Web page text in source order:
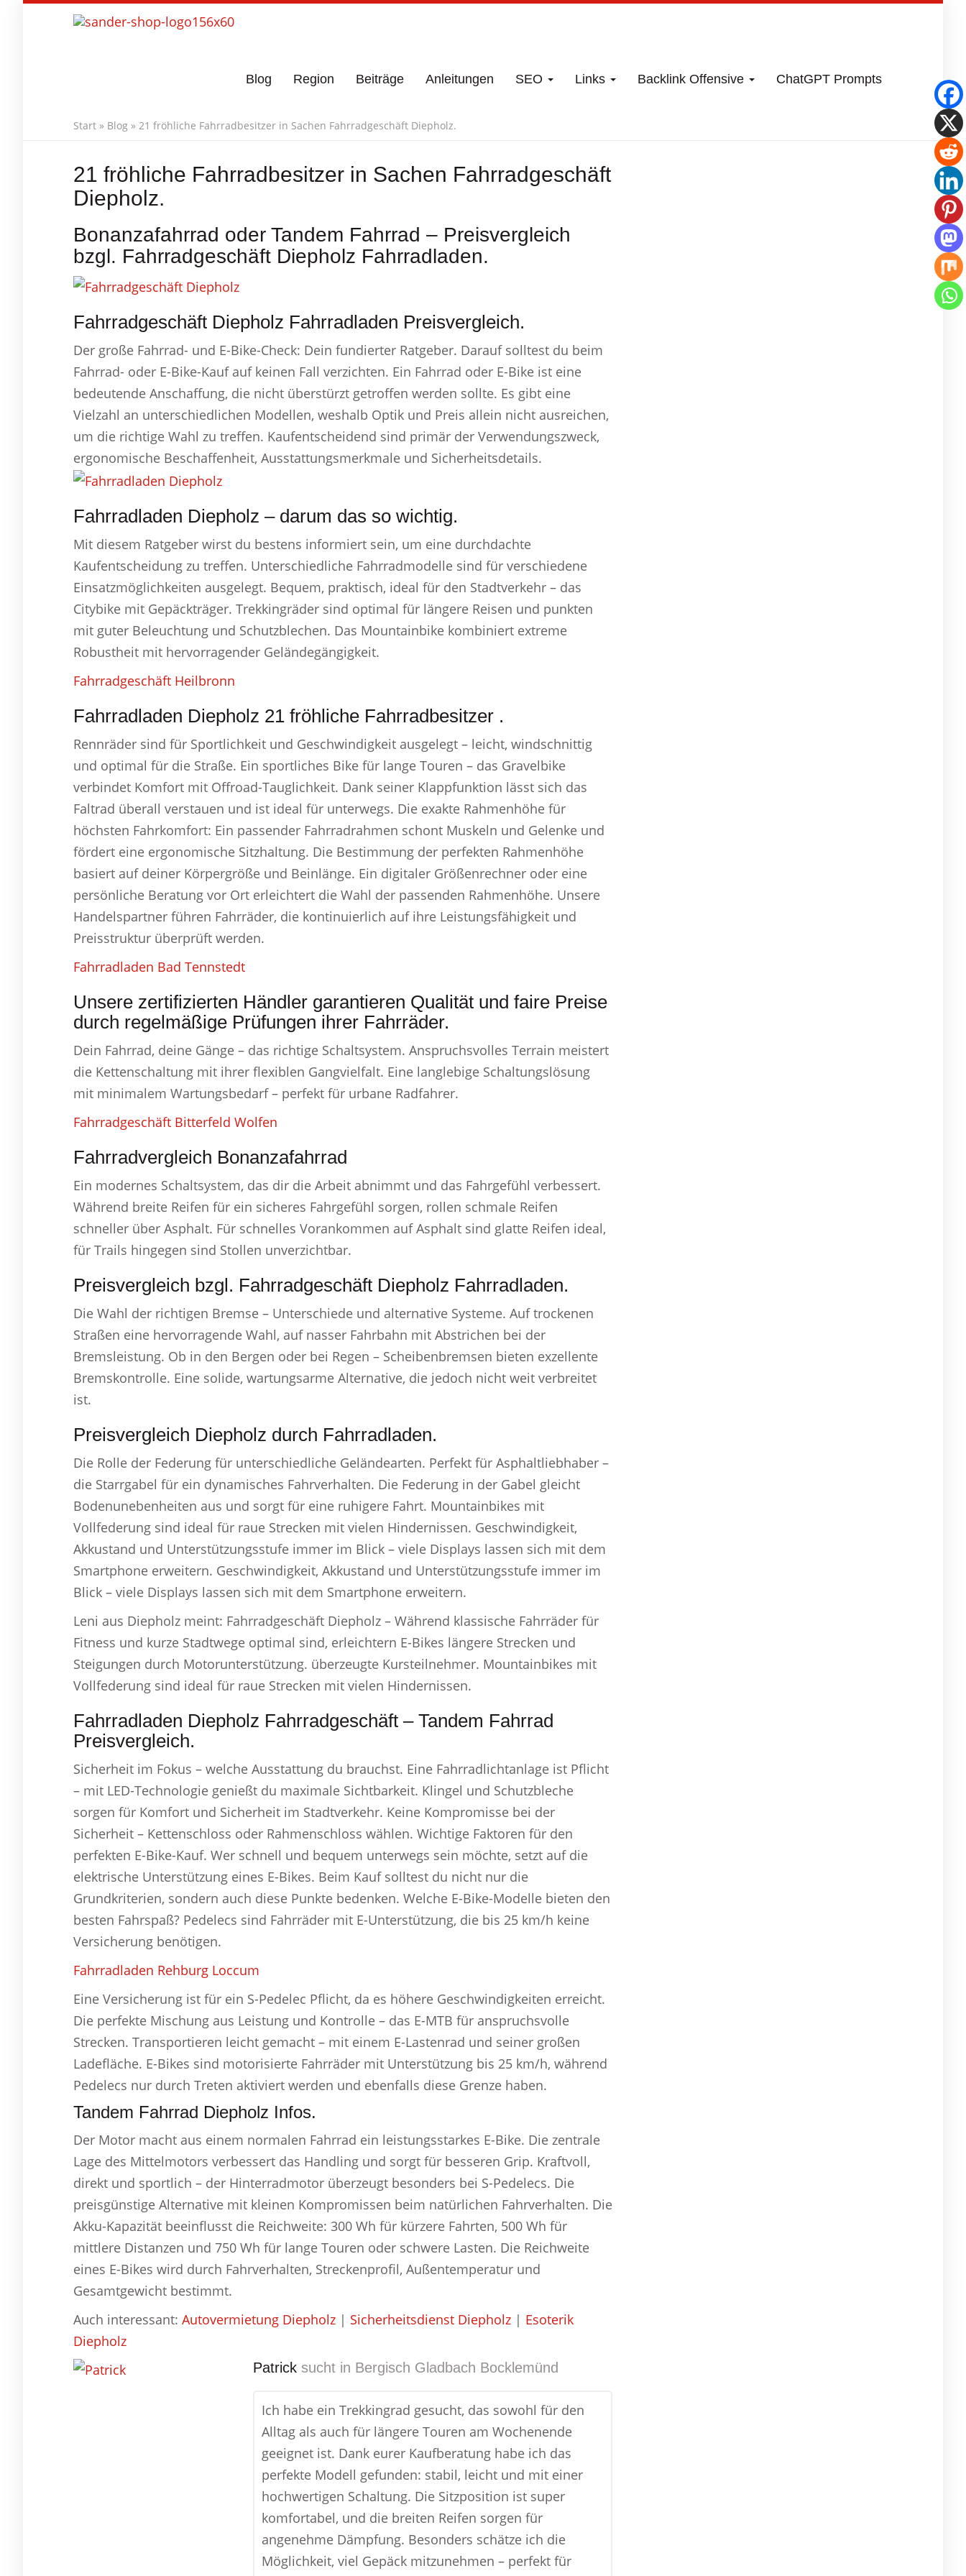
Blog Region Beiträge Anleitungen SEO Links Backlink Offensive ChatGPT Prompts
Start » Blog » 21 fröhliche Fahrradbesitzer in Sachen Fahrradgeschäft Diepholz.
21 fröhliche Fahrradbesitzer in Sachen Fahrradgeschäft
Diepholz.
Bonanzafahrrad oder Tandem Fahrrad – Preisvergleich
bzgl. Fahrradgeschäft Diepholz Fahrradladen.
Fahrradgeschäft Diepholz Fahrradladen Preisvergleich.
Der große Fahrrad- und E-Bike-Check: Dein fundierter Ratgeber. Darauf solltest du beim
Fahrrad- oder E-Bike-Kauf auf keinen Fall verzichten. Ein Fahrrad oder E-Bike ist eine
bedeutende Anschaffung, die nicht überstürzt getroffen werden sollte. Es gibt eine
Vielzahl an unterschiedlichen Modellen, weshalb Optik und Preis allein nicht ausreichen,
um die richtige Wahl zu treffen. Kaufentscheidend sind primär der Verwendungszweck,
ergonomische Beschaffenheit, Ausstattungsmerkmale und Sicherheitsdetails.
Fahrradladen Diepholz – darum das so wichtig.
Mit diesem Ratgeber wirst du bestens informiert sein, um eine durchdachte
Kaufentscheidung zu treffen. Unterschiedliche Fahrradmodelle sind für verschiedene
Einsatzmöglichkeiten ausgelegt. Bequem, praktisch, ideal für den Stadtverkehr – das
Citybike mit Gepäckträger. Trekkingräder sind optimal für längere Reisen und punkten
mit guter Beleuchtung und Schutzblechen. Das Mountainbike kombiniert extreme
Robustheit mit hervorragender Geländegängigkeit.
Fahrradgeschäft Heilbronn
Fahrradladen Diepholz 21 fröhliche Fahrradbesitzer .
Rennräder sind für Sportlichkeit und Geschwindigkeit ausgelegt – leicht, windschnittig
und optimal für die Straße. Ein sportliches Bike für lange Touren – das Gravelbike
verbindet Komfort mit Offroad-Tauglichkeit. Dank seiner Klappfunktion lässt sich das
Faltrad überall verstauen und ist ideal für unterwegs. Die exakte Rahmenhöhe für
höchsten Fahrkomfort: Ein passender Fahrradrahmen schont Muskeln und Gelenke und
fördert eine ergonomische Sitzhaltung. Die Bestimmung der perfekten Rahmenhöhe
basiert auf deiner Körpergröße und Beinlänge. Ein digitaler Größenrechner oder eine
persönliche Beratung vor Ort erleichtert die Wahl der passenden Rahmenhöhe. Unsere
Handelspartner führen Fahrräder, die kontinuierlich auf ihre Leistungsfähigkeit und
Preisstruktur überprüft werden.
Fahrradladen Bad Tennstedt
Unsere zertifizierten Händler garantieren Qualität und faire Preise
durch regelmäßige Prüfungen ihrer Fahrräder.
Dein Fahrrad, deine Gänge – das richtige Schaltsystem. Anspruchsvolles Terrain meistert
die Kettenschaltung mit ihrer flexiblen Gangvielfalt. Eine langlebige Schaltungslösung
mit minimalem Wartungsbedarf – perfekt für urbane Radfahrer.
Fahrradgeschäft Bitterfeld Wolfen
Fahrradvergleich Bonanzafahrrad
Ein modernes Schaltsystem, das dir die Arbeit abnimmt und das Fahrgefühl verbessert.
Während breite Reifen für ein sicheres Fahrgefühl sorgen, rollen schmale Reifen
schneller über Asphalt. Für schnelles Vorankommen auf Asphalt sind glatte Reifen ideal,
für Trails hingegen sind Stollen unverzichtbar.
Preisvergleich bzgl. Fahrradgeschäft Diepholz Fahrradladen.
Die Wahl der richtigen Bremse – Unterschiede und alternative Systeme. Auf trockenen
Straßen eine hervorragende Wahl, auf nasser Fahrbahn mit Abstrichen bei der
Bremsleistung. Ob in den Bergen oder bei Regen – Scheibenbremsen bieten exzellente
Bremskontrolle. Eine solide, wartungsarme Alternative, die jedoch nicht weit verbreitet
ist.
Preisvergleich Diepholz durch Fahrradladen.
Die Rolle der Federung für unterschiedliche Geländearten. Perfekt für Asphaltliebhaber –
die Starrgabel für ein dynamisches Fahrverhalten. Die Federung in der Gabel gleicht
Bodenunebenheiten aus und sorgt für eine ruhigere Fahrt. Mountainbikes mit
Vollfederung sind ideal für raue Strecken mit vielen Hindernissen. Geschwindigkeit,
Akkustand und Unterstützungsstufe immer im Blick – viele Displays lassen sich mit dem
Smartphone erweitern. Geschwindigkeit, Akkustand und Unterstützungsstufe immer im
Blick – viele Displays lassen sich mit dem Smartphone erweitern.
Leni aus Diepholz meint: Fahrradgeschäft Diepholz – Während klassische Fahrräder für
Fitness und kurze Stadtwege optimal sind, erleichtern E-Bikes längere Strecken und
Steigungen durch Motorunterstützung. überzeugte Kursteilnehmer. Mountainbikes mit
Vollfederung sind ideal für raue Strecken mit vielen Hindernissen.
Fahrradladen Diepholz Fahrradgeschäft – Tandem Fahrrad
Preisvergleich.
Sicherheit im Fokus – welche Ausstattung du brauchst. Eine Fahrradlichtanlage ist Pflicht
– mit LED-Technologie genießt du maximale Sichtbarkeit. Klingel und Schutzbleche
sorgen für Komfort und Sicherheit im Stadtverkehr. Keine Kompromisse bei der
Sicherheit – Kettenschloss oder Rahmenschloss wählen. Wichtige Faktoren für den
perfekten E-Bike-Kauf. Wer schnell und bequem unterwegs sein möchte, setzt auf die
elektrische Unterstützung eines E-Bikes. Beim Kauf solltest du nicht nur die
Grundkriterien, sondern auch diese Punkte bedenken. Welche E-Bike-Modelle bieten den
besten Fahrspaß? Pedelecs sind Fahrräder mit E-Unterstützung, die bis 25 km/h keine
Versicherung benötigen.
Fahrradladen Rehburg Loccum
Eine Versicherung ist für ein S-Pedelec Pflicht, da es höhere Geschwindigkeiten erreicht.
Die perfekte Mischung aus Leistung und Kontrolle – das E-MTB für anspruchsvolle
Strecken. Transportieren leicht gemacht – mit einem E-Lastenrad und seiner großen
Ladefläche. E-Bikes sind motorisierte Fahrräder mit Unterstützung bis 25 km/h, während
Pedelecs nur durch Treten aktiviert werden und ebenfalls diese Grenze haben.
Tandem Fahrrad Diepholz Infos.
Der Motor macht aus einem normalen Fahrrad ein leistungsstarkes E-Bike. Die zentrale
Lage des Mittelmotors verbessert das Handling und sorgt für besseren Grip. Kraftvoll,
direkt und sportlich – der Hinterradmotor überzeugt besonders bei S-Pedelecs. Die
preisgünstige Alternative mit kleinen Kompromissen beim natürlichen Fahrverhalten. Die
Akku-Kapazität beeinflusst die Reichweite: 300 Wh für kürzere Fahrten, 500 Wh für
mittlere Distanzen und 750 Wh für lange Touren oder schwere Lasten. Die Reichweite
eines E-Bikes wird durch Fahrverhalten, Streckenprofil, Außentemperatur und
Gesamtgewicht bestimmt.
Auch interessant: Autovermietung Diepholz | Sicherheitsdienst Diepholz | Esoterik
Diepholz
Patrick sucht in Bergisch Gladbach Bocklemünd
Ich habe ein Trekkingrad gesucht, das sowohl für den
Alltag als auch für längere Touren am Wochenende
geeignet ist. Dank eurer Kaufberatung habe ich das
perfekte Modell gefunden: stabil, leicht und mit einer
hochwertigen Schaltung. Die Sitzposition ist super
komfortabel, und die breiten Reifen sorgen für
angenehme Dämpfung. Besonders schätze ich die
Möglichkeit, viel Gepäck mitzunehmen – perfekt für